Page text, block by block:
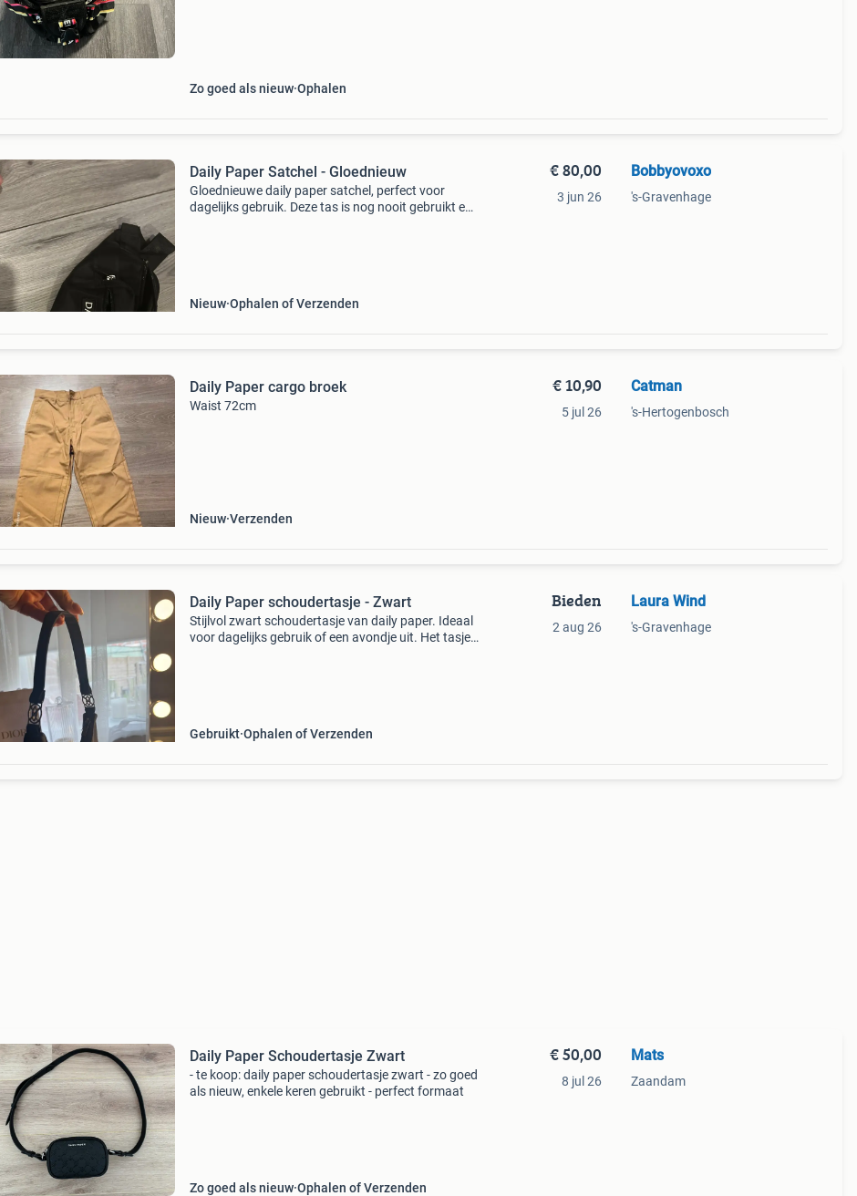
Zo goed als nieuw Ophalen
Daily Paper Satchel - Gloednieuw
Gloednieuwe daily paper satchel, perfect voor
dagelijks gebruik. Deze tas is nog nooit gebruikt en
Nieuw Ophalen of Verzenden
€ 80,00
3 jun 26
Bobbyovoxo
's-Gravenhage
Daily Paper cargo broek
Waist 72cm
Nieuw Verzenden
€ 10,90
5 jul 26
Catman
's-Hertogenbosch
Daily Paper schoudertasje - Zwart
Stijlvol zwart schoudertasje van daily paper. Ideaal
voor dagelijks gebruik of een avondje uit. Het tasje
Gebruikt Ophalen of Verzenden
Bieden
2 aug 26
Laura Wind
's-Gravenhage
Daily Paper Schoudertasje Zwart
- te koop: daily paper schoudertasje zwart - zo goed
als nieuw, enkele keren gebruikt - perfect formaat
Zo goed als nieuw Ophalen of Verzenden
€ 50,00
8 jul 26
Mats
Zaandam